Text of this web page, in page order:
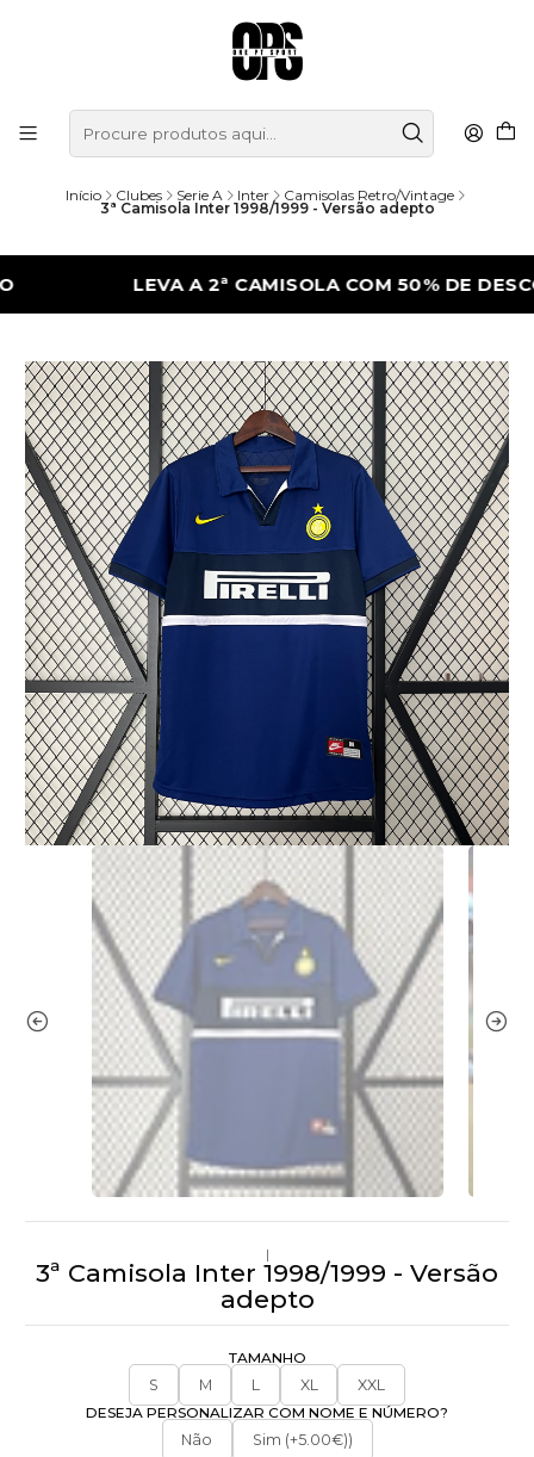
Início Clubes Serie A Inter Camisolas Retro/Vintage
3ª Camisola Inter 1998/1999 - Versão adepto
LEVA A 2ª CAMISOLA COM 50% DE DESCONTO
|
3ª Camisola Inter 1998/1999 - Versão
adepto
TAMANHO
S
M L XL
XXL
DESEJA PERSONALIZAR COM NOME E NÚMERO?
Não
Sim (+5.00€))